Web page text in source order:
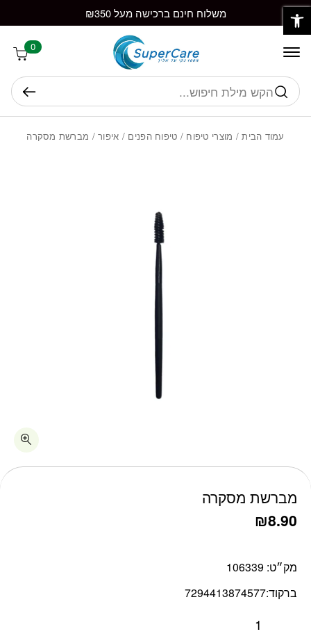
Skip to Content משלוח חינם ברכישה מעל ₪350
0
חיפוש
עמוד הבית/ מוצרי טיפוח / טיפוח הפנים / איפור/ מברשת מסקרה
מברשת מסקרה
₪8.90
מק״ט: 106339
ברקוד:7294413874577
כמות מברשת מסקרה
בחזרה למעלה
פתח סרגל נגישות